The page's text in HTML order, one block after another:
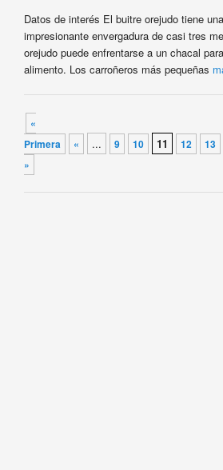
Datos de interés El buitre orejudo tiene una
impresionante envergadura de casi tres
orejudo puede enfrentarse a un chacal
alimento. Los carroñeros más pequeñas
Navegador de artículos
«
Primera
« ... 9 10 11 12 13
»